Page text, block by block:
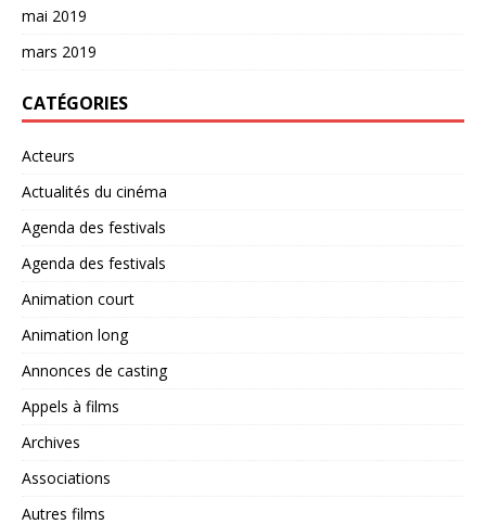
mai 2019
mars 2019
CATÉGORIES
Acteurs
Actualités du cinéma
Agenda des festivals
Agenda des festivals
Animation court
Animation long
Annonces de casting
Appels à films
Archives
Associations
Autres films